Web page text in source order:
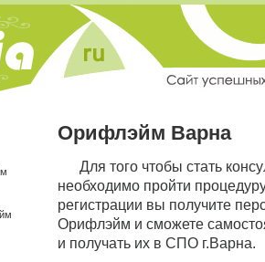
Орифлэйм Варна
Для того чтобы стать
необходимо пройти
регистрации вы получите
Орифлэйм и сможете
и получать их в СПО г.Варна.